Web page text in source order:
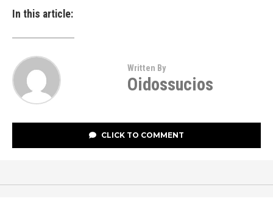
In this article:
Written By
Oidossucios
CLICK TO COMMENT